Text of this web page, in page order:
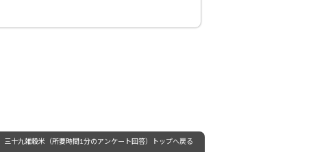
十九雑穀米（所要時間1分のアンケート回答）トップへ戻る